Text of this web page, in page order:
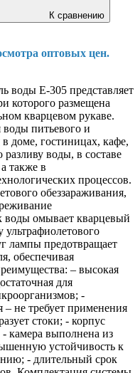
К сравнению
оптовых цен.
воды E-305 представляет
которого размещена
кварцевом рукаве.
воды питьевого и
доме, гостиницах, кафе,
разливу воды, в составе
также в
процессов.
обеззараживания,
воды омывает кварцевый
лампы предотвращает
обеспечивая
– высокая
для
-
– не требует применения
стоки; - корпус
камера выполнена из
устойчивость к
- длительный срок